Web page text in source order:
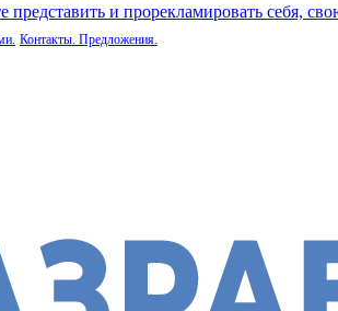
и прорекламировать себя,
Контакты. Предложения.